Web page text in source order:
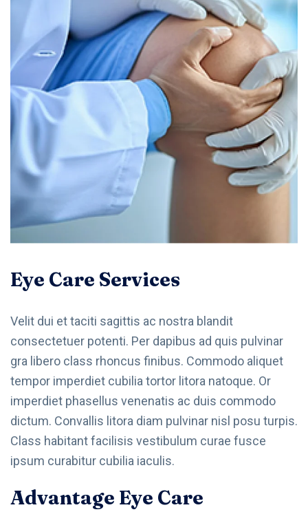
Eye Care Services
Velit dui et taciti sagittis ac nostra blandit
consectetuer potenti. Per dapibus ad quis pulvinar
gra libero class rhoncus finibus. Commodo aliquet
tempor imperdiet cubilia tortor litora natoque. Or
imperdiet phasellus venenatis ac duis commodo
dictum. Convallis litora diam pulvinar nisl posu turpis.
Class habitant facilisis vestibulum curae fusce
ipsum curabitur cubilia iaculis.
Advantage Eye Care